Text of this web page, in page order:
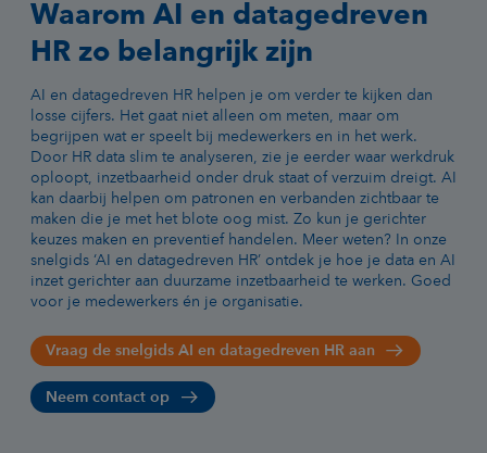
Waarom AI en datagedreven
HR zo belangrijk zijn
AI en datagedreven HR helpen je om verder te kijken dan
losse cijfers. Het gaat niet alleen om meten, maar om
begrijpen wat er speelt bij medewerkers en in het werk.
Door HR data slim te analyseren, zie je eerder waar werkdruk
oploopt, inzetbaarheid onder druk staat of verzuim dreigt. AI
kan daarbij helpen om patronen en verbanden zichtbaar te
maken die je met het blote oog mist. Zo kun je gerichter
keuzes maken en preventief handelen. Meer weten? In onze
snelgids ‘AI en datagedreven HR’ ontdek je hoe je data en AI
inzet gerichter aan duurzame inzetbaarheid te werken. Goed
voor je medewerkers én je organisatie.
Vraag de snelgids AI en datagedreven HR aan
Neem contact op